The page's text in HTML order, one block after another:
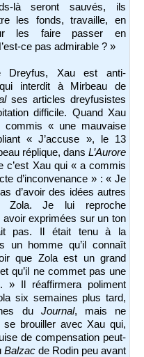
là seront sauvés, ils
les fonds, travaille, en
les faire passer en
ce pas admirable ? »
Dreyfus, Xau est anti-
interdit à Mirbeau de
ses articles dreyfusistes
difficile. Quand Xau
commis « une mauvaise
« J’accuse », le 13
réplique, dans L’Aurore
c’est Xau qui « a commis
d’inconvenance » : « Je
d’avoir des idées autres
Zola. Je lui reproche
exprimées sur un ton
pas. Il était tenu à la
un homme qu’il connaît
que Zola est un grand
qu’il ne commet pas une
» Il réaffirmera poliment
six semaines plus tard,
du Journal, mais ne
brouiller avec Xau qui,
de compensation peut-
Balzac de Rodin peu avant